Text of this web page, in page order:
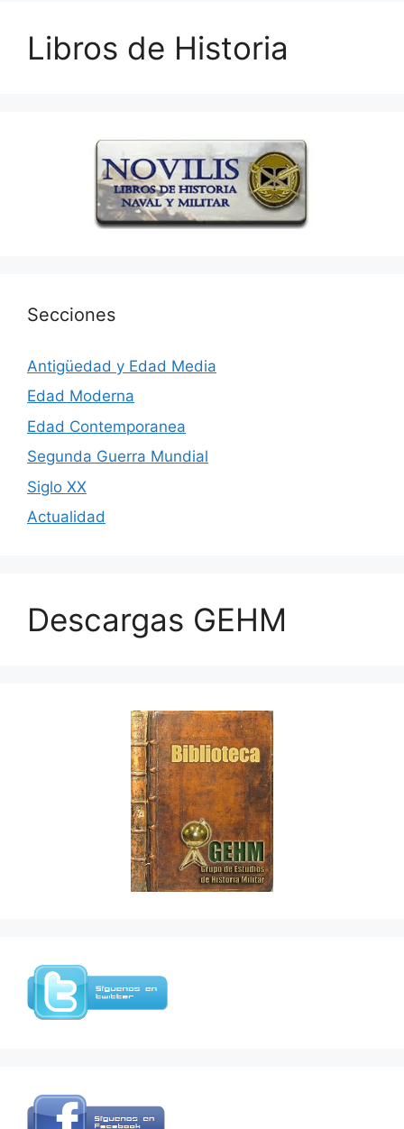
Libros de Historia
Secciones
Antigüedad y Edad Media
Edad Moderna
Edad Contemporanea
Segunda Guerra Mundial
Siglo XX
Actualidad
Descargas GEHM